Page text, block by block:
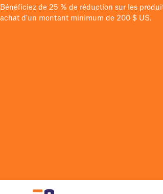
Bénéficiez de 25 % de réduction sur les
achat d'un montant minimum de 200 $ US.